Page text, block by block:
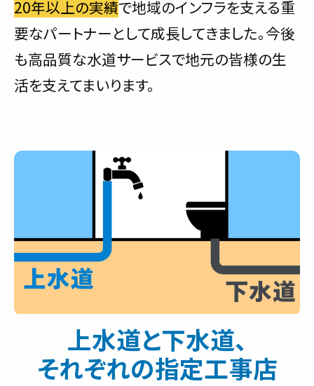
20年以上の実績で地域のインフラを支える重
要なパートナーとして成長してきました。今後
も高品質な水道サービスで地元の皆様の生
活を支えてまいります。
上水道と下水道、
それぞれの指定工事店